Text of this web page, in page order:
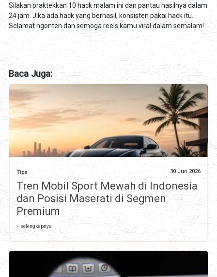
Silakan praktekkan 10 hack malam ini dan pantau hasilnya dalam
24 jam. Jika ada hack yang berhasil, konsisten pakai hack itu.
Selamat ngonten dan semoga reels kamu viral dalam semalam!
Baca Juga:
Tips 30 Jun 2026
Tren Mobil Sport Mewah di Indonesia
dan Posisi Maserati di Segmen
Premium
» selengkapnya